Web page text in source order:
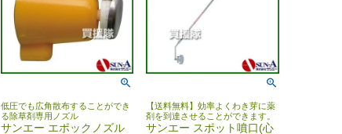
低圧でも広角散布することができ
る除草剤専用ノズル
サンエー エポックノズル
【送料無料】効率よくわき芽に薬
剤を到達させることができます。
サンエー スポット噴口(心